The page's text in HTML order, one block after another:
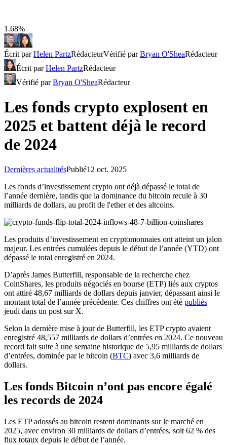
1.68%
Écrit parHelen PartzRédacteurVérifié parBryan O'SheaRédacteur
Écrit parHelen PartzRédacteur
Vérifié parBryan O'SheaRédacteur
Les fonds crypto explosent en
2025 et battent déjà le record
de 2024
Dernières actualitésPublié12 oct. 2025
Les fonds d’investissement crypto ont déjà dépassé le total de
l’année dernière, tandis que la dominance du bitcoin recule à 30
milliards de dollars, au profit de l'ether et des altcoins.
Les produits d’investissement en cryptomonnaies ont atteint un jalon
majeur. Les entrées cumulées depuis le début de l’année (YTD) ont
dépassé le total enregistré en 2024.
D’après James Butterfill, responsable de la recherche chez
CoinShares, les produits négociés en bourse (ETP) liés aux cryptos
ont attiré 48,67 milliards de dollars depuis janvier, dépassant ainsi le
montant total de l’année précédente. Ces chiffres ont été publiés
jeudi dans un post sur X.
Selon la dernière mise à jour de Butterfill, les ETP crypto avaient
enregistré 48,557 milliards de dollars d’entrées en 2024. Ce nouveau
record fait suite à une semaine historique de 5,95 milliards de dollars
d’entrées, dominée par le bitcoin (BTC) avec 3,6 milliards de
dollars.
Les fonds Bitcoin n’ont pas encore égalé
les records de 2024
Les ETP adossés au bitcoin restent dominants sur le marché en
2025, avec environ 30 milliards de dollars d’entrées, soit 62 % des
flux totaux depuis le début de l’année.